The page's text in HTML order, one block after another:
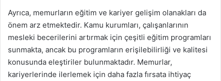
Ayrıca, memurların eğitim ve kariyer gelişim olanakları da
önem arz etmektedir. Kamu kurumları, çalışanlarının
mesleki becerilerini artırmak için çeşitli eğitim programları
sunmakta, ancak bu programların erişilebilirliği ve kalitesi
konusunda eleştiriler bulunmaktadır. Memurlar,
kariyerlerinde ilerlemek için daha fazla fırsata ihtiyaç